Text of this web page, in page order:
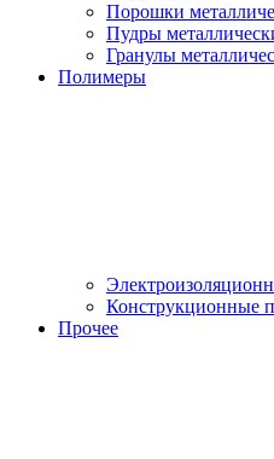
Порошки
Пудры
Гранулы
Полимеры
Конструкционные
Прочее